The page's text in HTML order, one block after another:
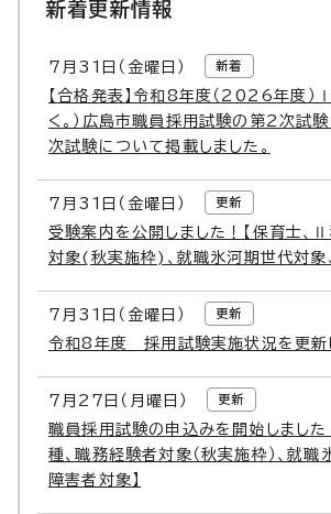
新着更新情報
7月 31 日（金曜日） 新着
【合格発表】令和8年度（2026年度）
く。）広島市職員採用試験の第2次試
次試験について掲載しました。
7月 31 日（金曜日） 更新
受験案内を公開しました！【保育士、
対象(秋実施枠)、就職氷河期世代対象
7月 31 日（金曜日） 更新
令和8年度 採用試験実施状況を更新
7月 27 日（月曜日） 更新
職員採用試験の申込みを開始しました
種、職務経験者対象（秋実施枠）、就職
障害者対象】